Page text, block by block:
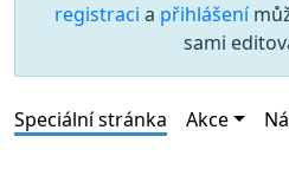
registraci a přihlášení
sami
Speciální stránka Akce